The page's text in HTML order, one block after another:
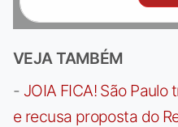
VEJA TAMBÉM
- JOIA FICA! São
e recusa proposta do